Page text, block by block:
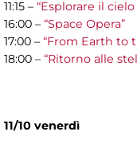
11:15 – “Esplorare il
16:00 – “Space Opera”
17:00 – “From Earth to
18:00 – “Ritorno alle
11/10 venerdì